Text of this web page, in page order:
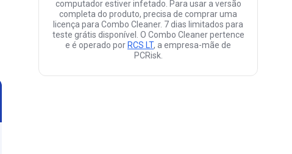
computador estiver infetado. Para usar a versão
completa do produto, precisa de comprar uma
licença para Combo Cleaner. 7 dias limitados para
teste grátis disponível. O Combo Cleaner pertence
e é operado por RCS LT, a empresa-mãe de
PCRisk.